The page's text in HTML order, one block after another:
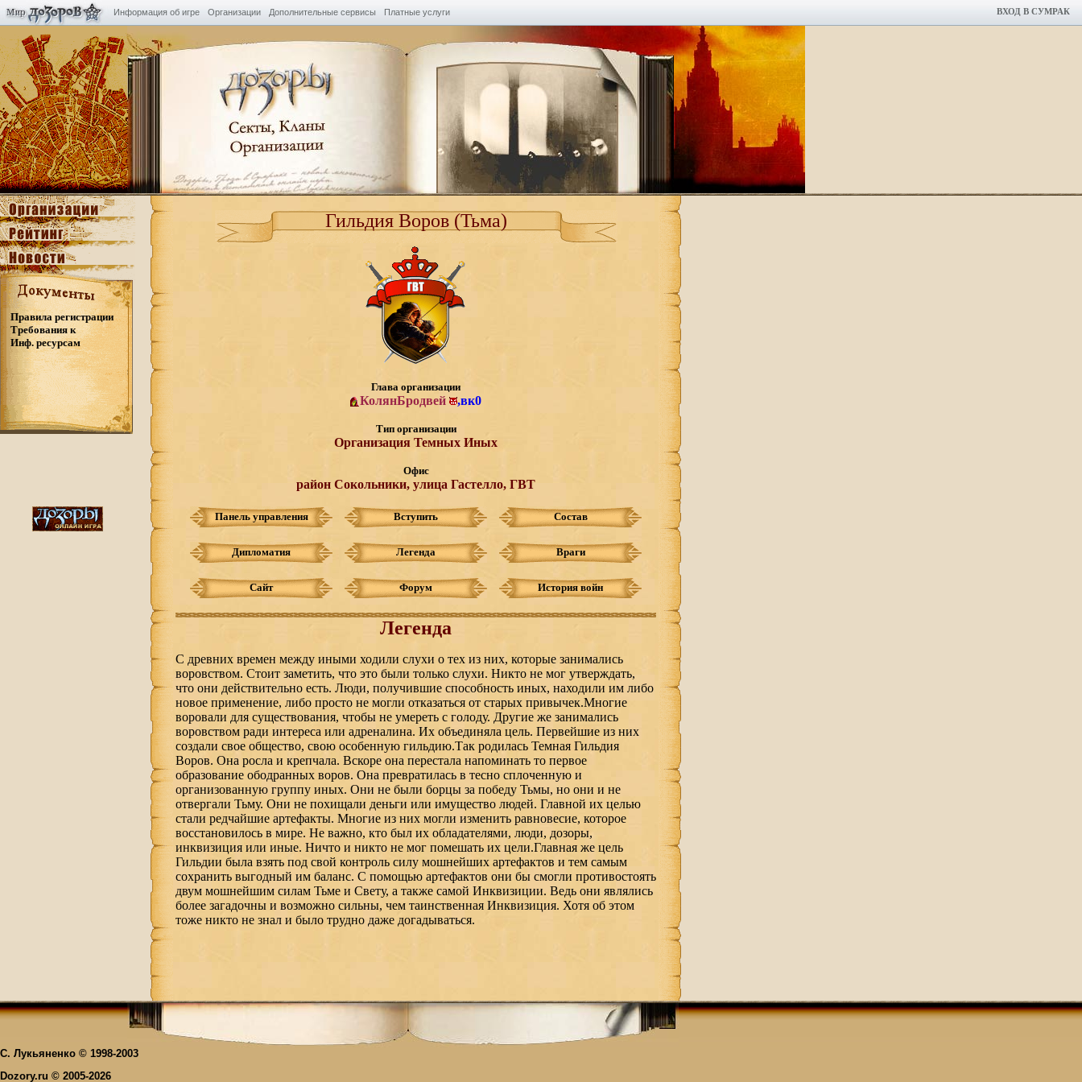
Информация об игре Организации Дополнительные сервисы Платные услуги ВХОД В СУМРАК
Правила регистрации
Требования к
Инф. ресурсам
Гильдия Воров (Тьма)
Глава организации
КолянБродвей ,вк0
Тип организации
Организация Темных Иных
Офис
район Сокольники, улица Гастелло, ГВТ
Панель управления Вступить Состав
Дипломатия Легенда Враги
Сайт Форум История войн
Легенда
С древних времен между иными ходили слухи о тех из них, которые занимались
воровством. Стоит заметить, что это были только слухи. Никто не мог утверждать,
что они действительно есть. Люди, получившие способность иных, находили им либо
новое применение, либо просто не могли отказаться от старых привычек.Многие
воровали для существования, чтобы не умереть с голоду. Другие же занимались
воровством ради интереса или адреналина. Их объединяла цель. Первейшие из них
создали свое общество, свою особенную гильдию.Так родилась Темная Гильдия
Воров. Она росла и крепчала. Вскоре она перестала напоминать то первое
образование ободранных воров. Она превратилась в тесно сплоченную и
организованную группу иных. Они не были борцы за победу Тьмы, но они и не
отвергали Тьму. Они не похищали деньги или имущество людей. Главной их целью
стали редчайшие артефакты. Многие из них могли изменить равновесие, которое
восстановилось в мире. Не важно, кто был их обладателями, люди, дозоры,
инквизиция или иные. Ничто и никто не мог помешать их цели.Главная же цель
Гильдии была взять под свой контроль силу мошнейших артефактов и тем самым
сохранить выгодный им баланс. С помощью артефактов они бы смогли противостоять
двум мошнейшим силам Тьме и Свету, а также самой Инквизиции. Ведь они являлись
более загадочны и возможно сильны, чем таинственная Инквизиция. Хотя об этом
тоже никто не знал и было трудно даже догадываться.
С. Лукьяненко © 1998-2003
Dozory.ru © 2005-2026